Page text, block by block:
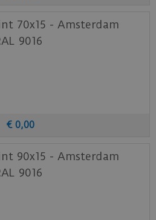
70x15 - Amsterdam
9016
€ 0,00
90x15 - Amsterdam
9016